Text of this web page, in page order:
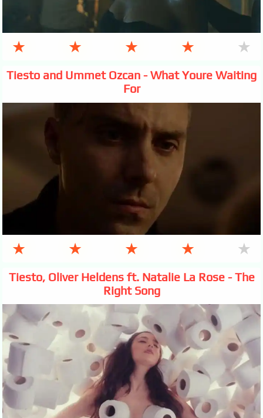
★ ★ ★ ★ ★
Tiesto and Ummet Ozcan - What Youre Waiting
For
★ ★ ★ ★ ★
Tiesto, Oliver Heldens ft. Natalie La Rose - The
Right Song